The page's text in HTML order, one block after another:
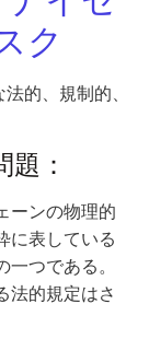
ク
的、規制的、
：
ーンの物理的
に表している
つである。
法的規定はさ